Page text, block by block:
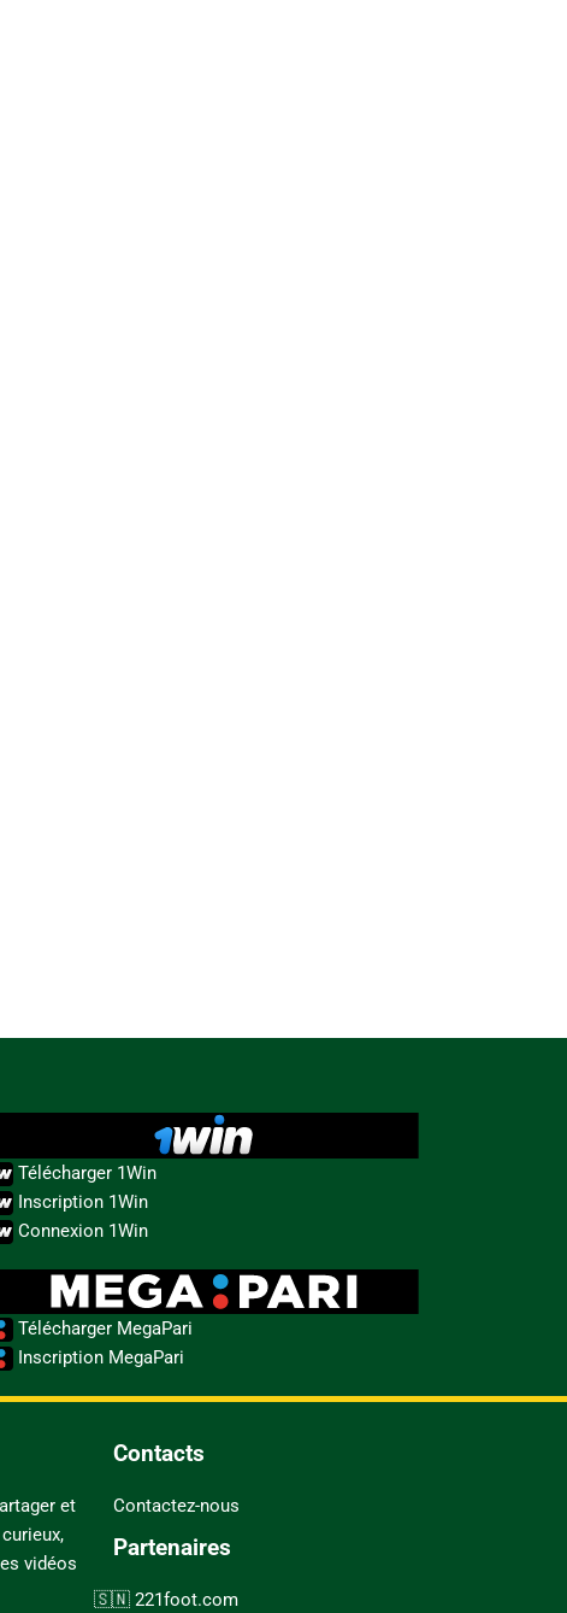
Télécharger 1Win
Inscription 1Win
Connexion 1Win
Télécharger MegaPari
Inscription MegaPari
et
vidéos
Contacts
Contactez-nous
Partenaires
221foot.com